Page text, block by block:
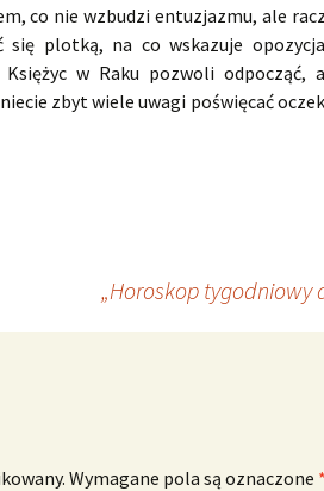
co nie wzbudzi entuzjazmu, ale
plotką, na co wskazuje opozycja
w Raku pozwoli odpocząć,
zbyt wiele uwagi poświęcać
„Horoskop tygodniowy
Wymagane pola są oznaczone *